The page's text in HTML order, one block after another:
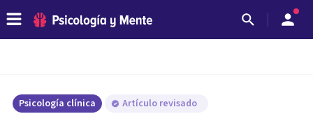
Psicología clínica Artículo revisado